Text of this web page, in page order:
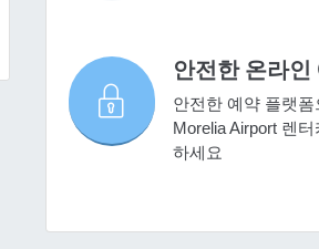
안전한 온라인
안전한 예약 플랫폼
Morelia Airport 렌
하세요